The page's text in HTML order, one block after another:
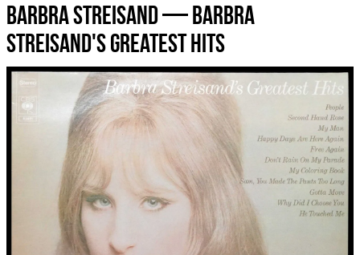
Barbra Streisand — Barbra
Streisand's Greatest Hits